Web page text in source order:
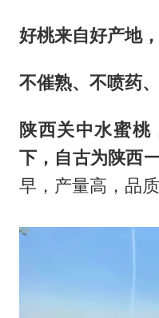
好桃来自好产地
不催熟、不喷药
陕西关中水蜜桃
下，自古为陕西
早，产量高，品质